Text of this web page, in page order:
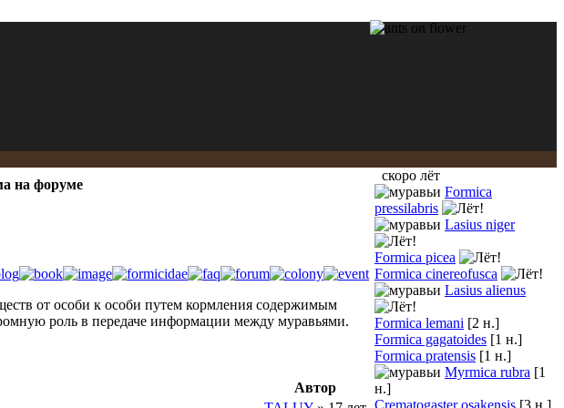
на форуме
от особи к особи путем кормления содержимым
роль в передаче информации между муравьями.
Автор
скоро лёт
Formica
pressilabris
Lasius niger
Formica picea
Formica cinereofusca
Lasius alienus
Formica lemani [2 н.]
Formica gagatoides [1 н.]
Formica pratensis [1 н.]
Myrmica rubra [1
н.]
Crematogaster osakensis [3 н.]